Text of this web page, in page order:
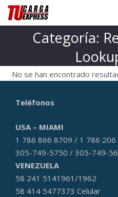
Categoría:
No se han encontrado
Teléfonos
USA – MIAMI
1 786 866 8709 / 1 786 206
305-749-5750 / 305-749-
VENEZUELA
58 241 5141961/1962
58 414 5477373 Celular